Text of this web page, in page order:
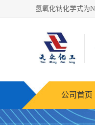
公司首页